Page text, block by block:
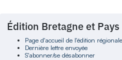
Édition Bretagne et
Page d'accueil de l'édition régionale
Dernière lettre envoyée
S'abonner/se désabonner